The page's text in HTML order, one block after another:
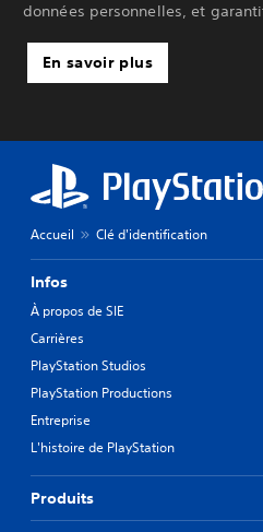
données personnelles, et
En savoir plus
Accueil Clé d'identification
Infos
À propos de SIE
Carrières
PlayStation Studios
PlayStation Productions
Entreprise
L'histoire de PlayStation
Produits